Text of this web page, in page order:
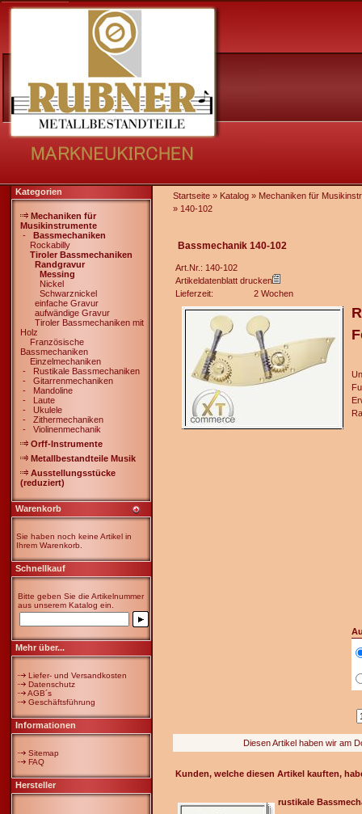
Kategorien
Mechaniken für
Musikinstrumente
- Bassmechaniken
Rockabilly
Tiroler Bassmechaniken
Randgravur
Messing
Nickel
Schwarznickel
einfache Gravur
aufwändige Gravur
Tiroler Bassmechaniken mit
Holz
Französische
Bassmechaniken
Einzelmechaniken
- Rustikale Bassmechaniken
- Gitarrenmechaniken
- Mandoline
- Laute
- Ukulele
- Zithermechaniken
- Violinenmechanik
Orff-Instrumente
Metallbestandteile Musik
Ausstellungsstücke
(reduziert)
Warenkorb
Sie haben noch keine Artikel in
Ihrem Warenkorb.
Schnellkauf
Bitte geben Sie die Artikelnummer
aus unserem Katalog ein.
Mehr über...
Liefer- und Versandkosten
Datenschutz
AGB´s
Geschäftsführung
Informationen
Sitemap
FAQ
Hersteller
Startseite » Katalog » Mechaniken für
» 140-102
Bassmechanik 140-102
Art.Nr.: 140-102
Artikeldatenblatt drucken
Lieferzeit:
2 Wochen
Diesen Artikel haben wir am
Kunden, welche diesen Artikel kauften,
rustikale